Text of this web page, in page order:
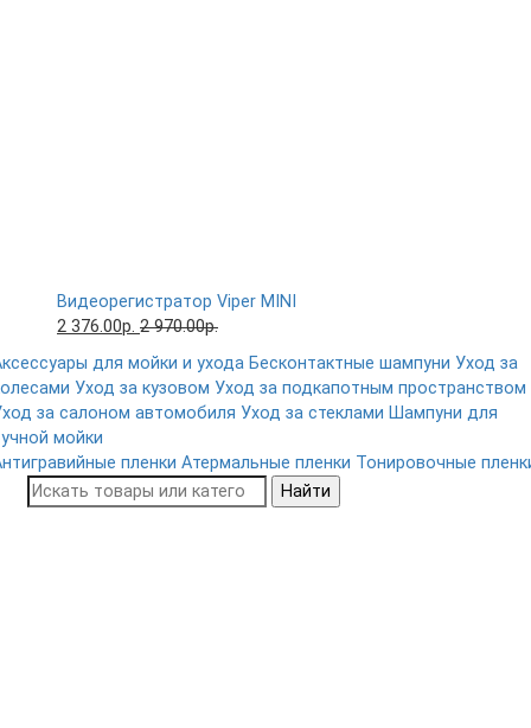
Видеорегистратор Viper MINI
2 376.00р. 2 970.00р.
для мойки и ухода Бесконтактные шампуни Уход за
Уход за кузовом Уход за подкапотным пространством
за салоном автомобиля Уход за стеклами Шампуни для
мойки
пленки Атермальные пленки Тонировочные
Найти